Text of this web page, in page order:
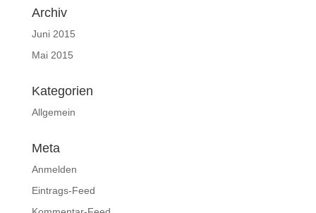
Archiv
Juni 2015
Mai 2015
Kategorien
Allgemein
Meta
Anmelden
Eintrags-Feed